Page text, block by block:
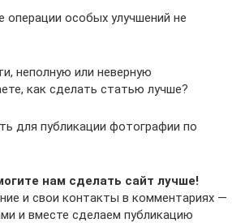
операции особых улучшений не
неполную или неверную
как сделать статью лучше?
для публикации фотографии по
нам сделать сайт лучше!
и свои контакты в комментариях —
и вместе сделаем публикацию